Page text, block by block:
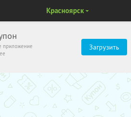
приложение
Загрузить
Красноярск